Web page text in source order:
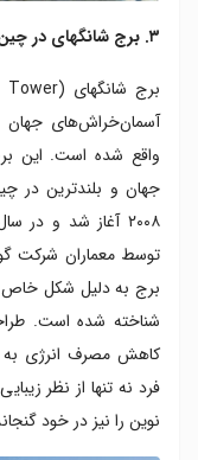
۳. برج شانگهای در چین
آسمان‌خراش‌های
جهان و بلندترین در
برج به دلیل شکل خاص
شناخته شده است.
کاهش مصرف انرژی به
فرد نه تنها از نظر
نوین را نیز در خود